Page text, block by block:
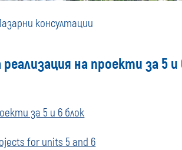
консултации
Пазарни
консултации
на проекти за 5 и
за 5 и 6 блок
for units 5 and 6